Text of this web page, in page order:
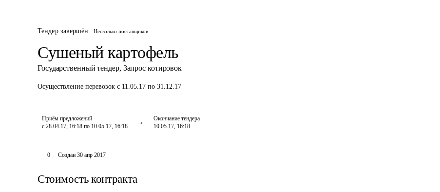
Тендер завершён Несколько поставщиков
Сушеный картофель
Государственный тендер, Запрос котировок
Осуществление перевозок с 11.05.17 по 31.12.17
Приём предложений
с 28.04.17, 16:18 по 10.05.17, 16:18
Окончание тендера
10.05.17, 16:18
0 Создан 30 апр 2017
Стоимость контракта